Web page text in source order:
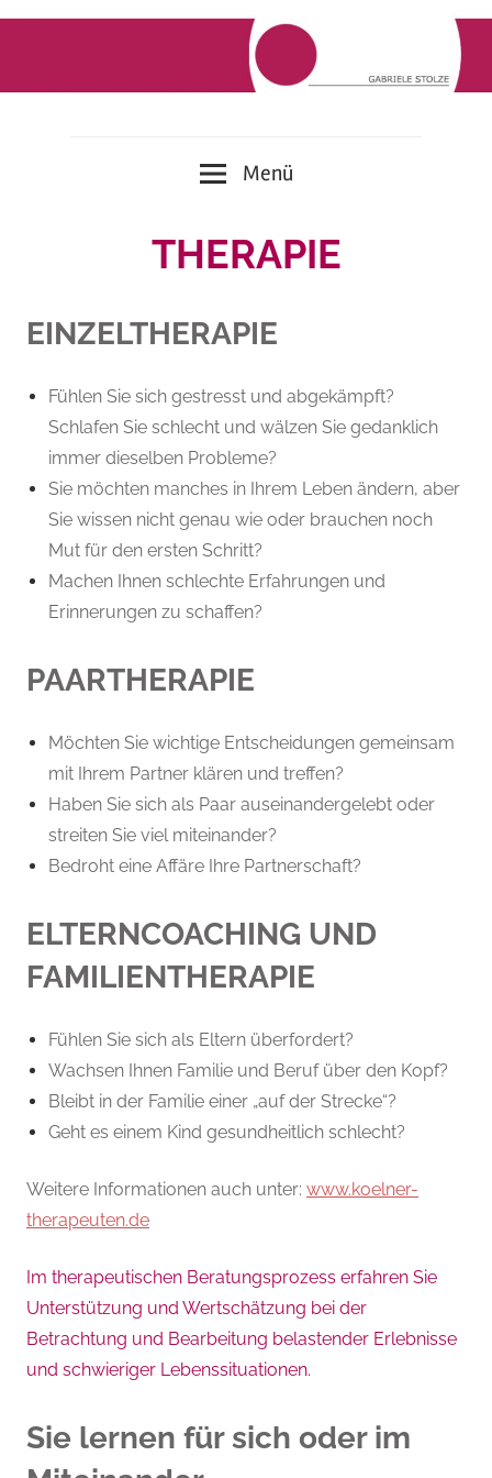
Zum
Gabriele
Menü
THERAPIE
EINZELTHERAPIE
Fühlen Sie sich gestresst und abgekämpft?
Schlafen Sie schlecht und wälzen Sie gedanklich
immer dieselben Probleme?
Sie möchten manches in Ihrem Leben ändern, aber
Sie wissen nicht genau wie oder brauchen noch
Mut für den ersten Schritt?
Machen Ihnen schlechte Erfahrungen und
Erinnerungen zu schaffen?
PAARTHERAPIE
Möchten Sie wichtige Entscheidungen gemeinsam
mit Ihrem Partner klären und treffen?
Haben Sie sich als Paar auseinandergelebt oder
streiten Sie viel miteinander?
Bedroht eine Affäre Ihre Partnerschaft?
ELTERNCOACHING UND
FAMILIENTHERAPIE
Fühlen Sie sich als Eltern überfordert?
Wachsen Ihnen Familie und Beruf über den Kopf?
Bleibt in der Familie einer „auf der Strecke“?
Geht es einem Kind gesundheitlich schlecht?
Weitere Informationen auch unter: www.koelner-
therapeuten.de
Im therapeutischen Beratungsprozess erfahren Sie
Unterstützung und Wertschätzung bei der
Betrachtung und Bearbeitung belastender Erlebnisse
und schwieriger Lebenssituationen.
Sie lernen für sich oder im